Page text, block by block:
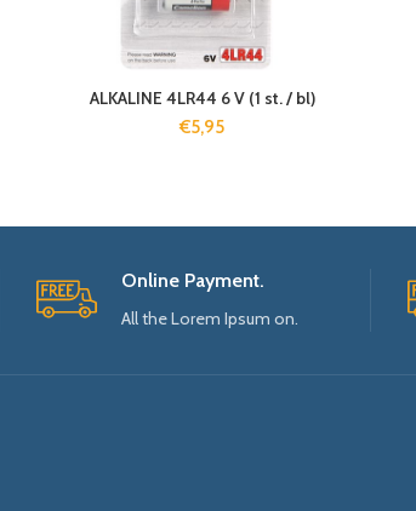
ALKALINE 4LR44 6 V (1 st. / bl)
€5,95
Online Payment.
All the Lorem Ipsum on.